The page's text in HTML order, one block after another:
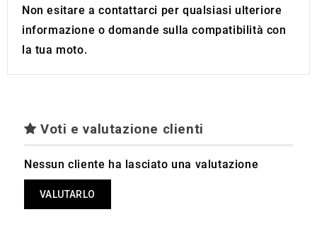
Non esitare a contattarci per qualsiasi ulteriore
informazione o domande sulla compatibilità con
la tua moto.
Voti e valutazione clienti
Nessun cliente ha lasciato una valutazione
VALUTARLO